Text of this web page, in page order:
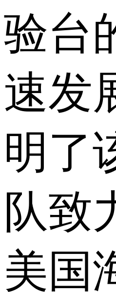
验台
速发
明了
队致
美国